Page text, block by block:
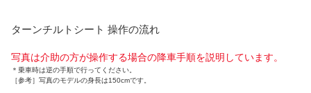
ターンチルトシート 操作の流れ
写真は介助の方が操作する場合の降車手順を説明しています。
＊ 乗車時は逆の手順で行ってください。
［参考］写真のモデルの身長は150cmです。